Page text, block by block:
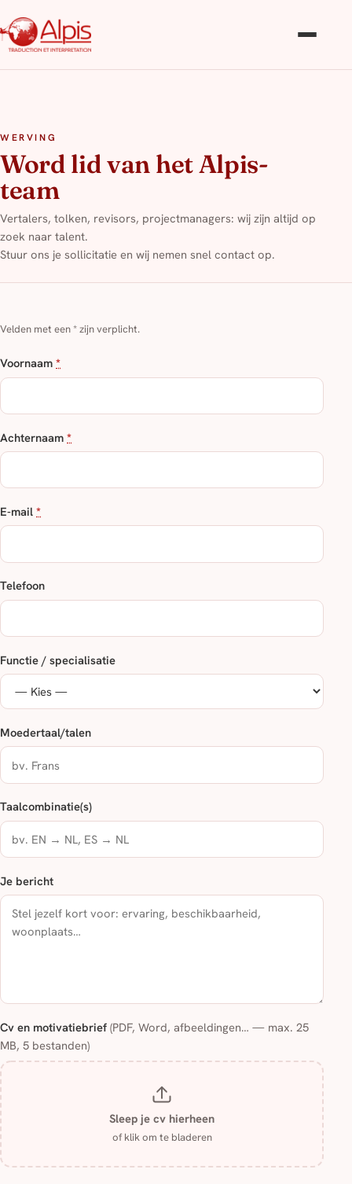
WERVING
Word lid van het Alpis-
team
Vertalers, tolken, revisors, projectmanagers: wij zijn altijd op
zoek naar talent.
Stuur ons je sollicitatie en wij nemen snel contact op.
Velden met een*zijn verplicht.
Voornaam *
Achternaam *
E-mail *
Telefoon
Functie / specialisatie
Moedertaal/talen
Taalcombinatie(s)
Je bericht
Cv en motivatiebrief (PDF, Word, afbeeldingen… — max. 25
MB, 5 bestanden)
Sleep je cv hierheen
of klik om te bladeren